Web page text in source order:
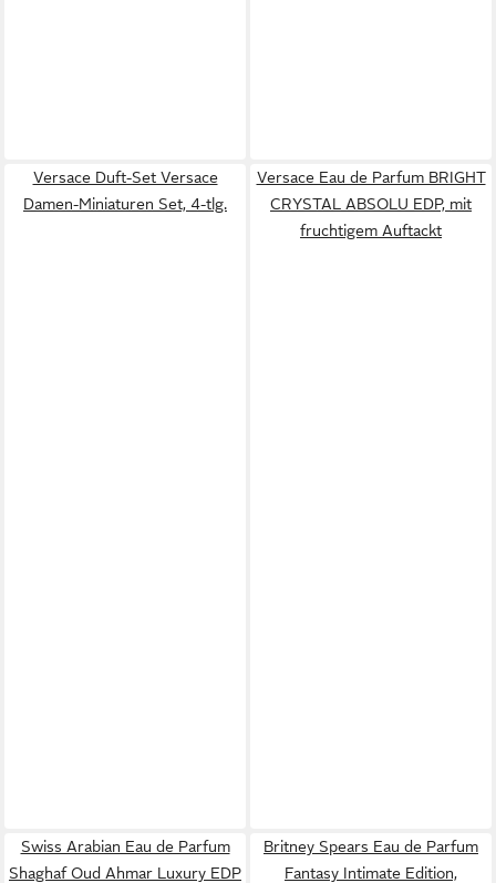
Versace Duft-Set Versace
Damen-Miniaturen Set, 4-tlg.
Versace Eau de Parfum BRIGHT
CRYSTAL ABSOLU EDP, mit
fruchtigem Auftackt
Swiss Arabian Eau de Parfum
Shaghaf Oud Ahmar Luxury EDP
Britney Spears Eau de Parfum
Fantasy Intimate Edition,